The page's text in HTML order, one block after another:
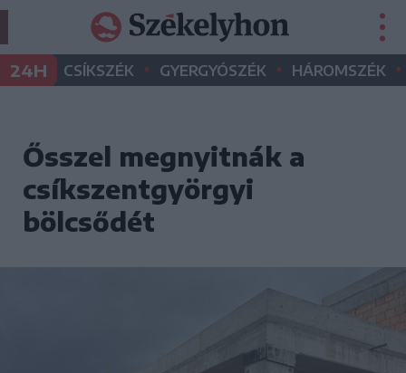
24H CSÍKSZÉK • GYERGYÓSZÉK • HÁROMSZÉK •
Ősszel megnyitnák a
csíkszentgyörgyi
bölcsődét